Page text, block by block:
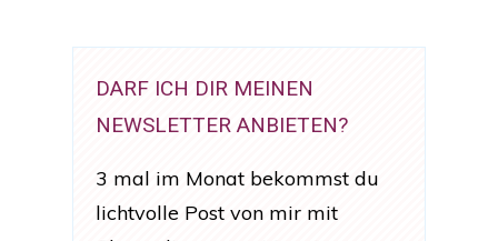
DARF ICH DIR MEINEN
NEWSLETTER ANBIETEN?
3 mal im Monat bekommst du
lichtvolle Post von mir mit